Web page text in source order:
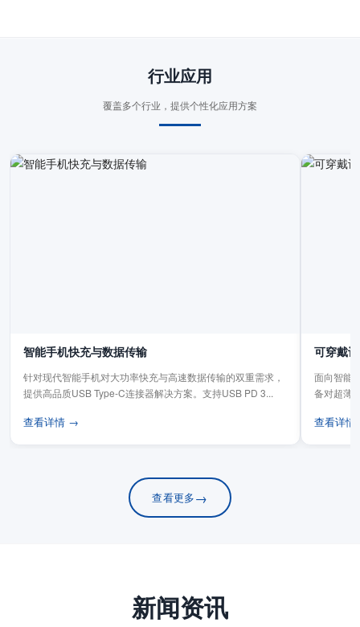
行业应用
覆盖多个行业，提供个性化应用方案
智能手机快充与数据传输
针对现代智能手机对大功率快充与高速数据传输的双重需求，
提供高品质USB Type-C连接器解决方案。支持USB PD 3...
查看详情 →
可穿戴
面向智能
备对超薄
查看详
查看更多→
新闻资讯